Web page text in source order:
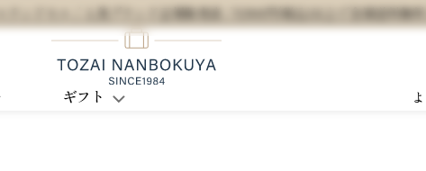
ランドセル / 人気ブランド正規販売店 / 5,500円(税込)以上で全国送料無
ギフト